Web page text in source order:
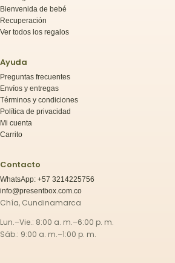
Bienvenida de bebé
Recuperación
Ver todos los regalos
Ayuda
Preguntas frecuentes
Envíos y entregas
Términos y condiciones
Política de privacidad
Mi cuenta
Carrito
Contacto
WhatsApp: +57 3214225756
info@presentbox.com.co
Chía, Cundinamarca
Lun.–Vie.: 8:00 a. m.–6:00 p. m.
Sáb.: 9:00 a. m.–1:00 p. m.